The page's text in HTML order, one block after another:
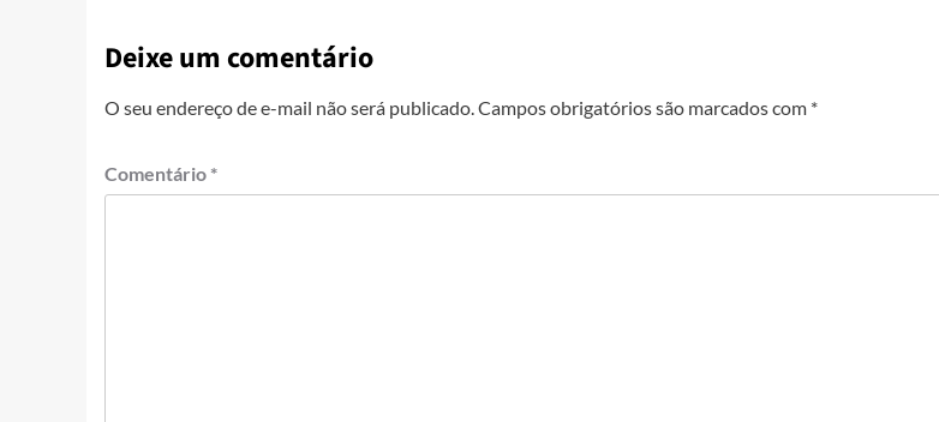
Deixe um comentário
O seu endereço de e-mail não será publicado.Campos obrigatórios são marcados com *
Comentário *